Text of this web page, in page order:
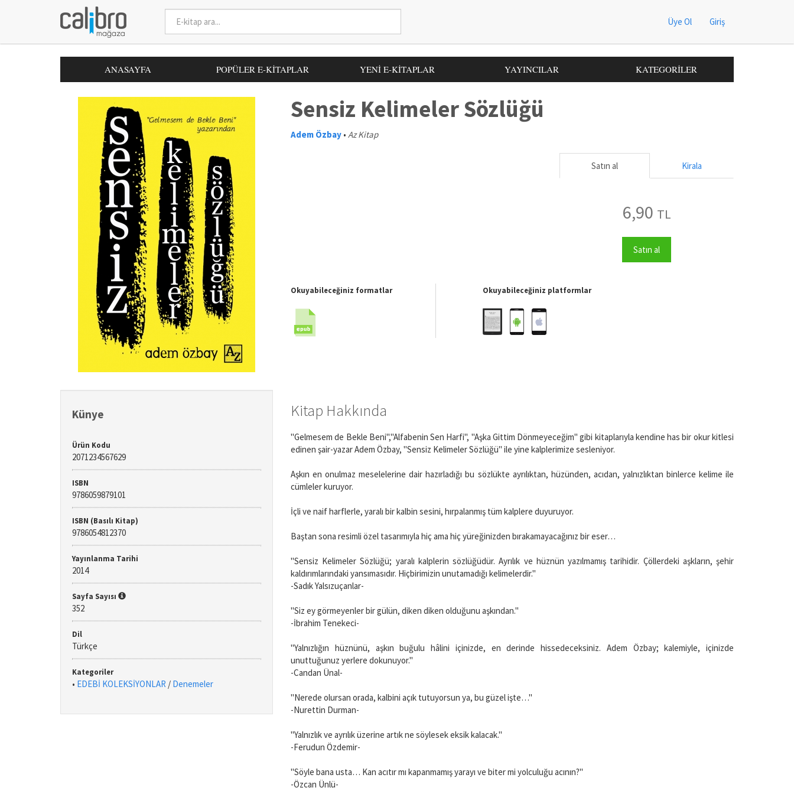
Üye Ol Giriş
ANASAYFA POPÜLER E-KİTAPLAR YENİ E-KİTAPLAR YAYINCILAR KATEGORİLER
Sensiz Kelimeler Sözlüğü
Adem Özbay • Az Kitap
Satın al Kirala
6,90 TL
Satın al
Okuyabileceğiniz formatlar Okuyabileceğiniz platformlar
Künye
Ürün Kodu
2071234567629
ISBN
9786059879101
ISBN (Basılı Kitap)
9786054812370
Yayınlanma Tarihi
2014
Sayfa Sayısı
352
Dil
Türkçe
Kategoriler
• EDEBİ KOLEKSİYONLAR / Denemeler
Kitap Hakkında
"Gelmesem de Bekle Beni","Alfabenin Sen Harfi", "Aşka Gittim Dönmeyeceğim" gibi kitaplarıyla kendine has bir okur kitlesi
edinen şair-yazar Adem Özbay, "Sensiz Kelimeler Sözlüğü" ile yine kalplerimize sesleniyor.
Aşkın en onulmaz meselelerine dair hazırladığı bu sözlükte ayrılıktan, hüzünden, acıdan, yalnızlıktan binlerce kelime ile
cümleler kuruyor.
İçli ve naif harflerle, yaralı bir kalbin sesini, hırpalanmış tüm kalplere duyuruyor.
Baştan sona resimli özel tasarımıyla hiç ama hiç yüreğinizden bırakamayacağınız bir eser…
"Sensiz Kelimeler Sözlüğü; yaralı kalplerin sözlüğüdür. Ayrılık ve hüznün yazılmamış tarihidir. Çöllerdeki aşkların, şehir
kaldırımlarındaki yansımasıdır. Hiçbirimizin unutamadığı kelimelerdir."
-Sadık Yalsızuçanlar-
"Siz ey görmeyenler bir gülün, diken diken olduğunu aşkından."
-İbrahim Tenekeci-
"Yalnızlığın hüznünü, aşkın buğulu hâlini içinizde, en derinde hissedeceksiniz. Adem Özbay; kalemiyle, içinizde
unuttuğunuz yerlere dokunuyor."
-Candan Ünal-
"Nerede olursan orada, kalbini açık tutuyorsun ya, bu güzel işte…"
-Nurettin Durman-
"Yalnızlık ve ayrılık üzerine artık ne söylesek eksik kalacak."
-Ferudun Özdemir-
"Söyle bana usta… Kan acıtır mı kapanmamış yarayı ve biter mi yolculuğu acının?"
-Özcan Ünlü-